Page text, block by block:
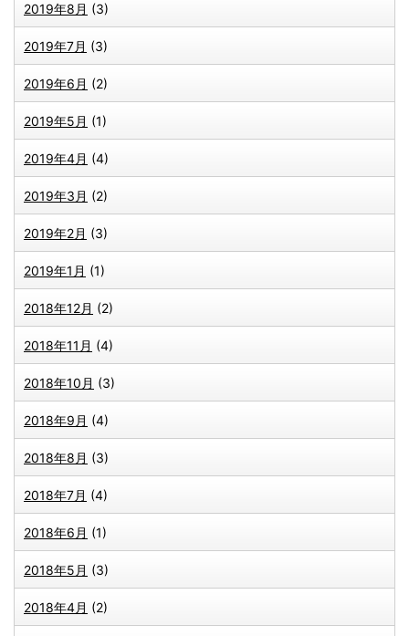
2019年8月 (3)
2019年7月 (3)
2019年6月 (2)
2019年5月 (1)
2019年4月 (4)
2019年3月 (2)
2019年2月 (3)
2019年1月 (1)
2018年12月 (2)
2018年11月 (4)
2018年10月 (3)
2018年9月 (4)
2018年8月 (3)
2018年7月 (4)
2018年6月 (1)
2018年5月 (3)
2018年4月 (2)